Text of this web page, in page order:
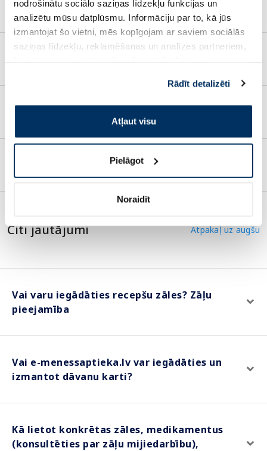
nodrošinātu sociālo saziņas līdzekļu funkcijas un
analizētu mūsu datplūsmu. Informāciju par to, kā jūs
izmantojat šo vietni, mēs kopīgojam ar saviem sociālās
saziņas līdzekļu, reklamēšanas un analīzes partneriem,
pakalpojumus. Ja piekrītat šo papildu sīkdatņu
izmantošanai, lūdzu, atzīmējiet savu izvēli:
Rādīt detalizēti
Atļaut visu
Pielāgot
Noraidīt
bojāta. Ko darīt?
Saņēmu bojātu preci, ko darīt?
Citi jautājumi Atpakaļ uz augšu
Vai varu iegādāties recepšu zāles? Zāļu
pieejamība
Vai e-menessaptieka.lv var iegādāties un
izmantot dāvanu karti?
Kā lietot konkrētas zāles, medikamentus
(konsultēties par zāļu mijiedarbību),